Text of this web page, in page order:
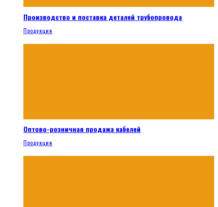
Производство и поставка деталей трубопровода
Продукция
Оптово-розничная продажа кабелей
Продукция